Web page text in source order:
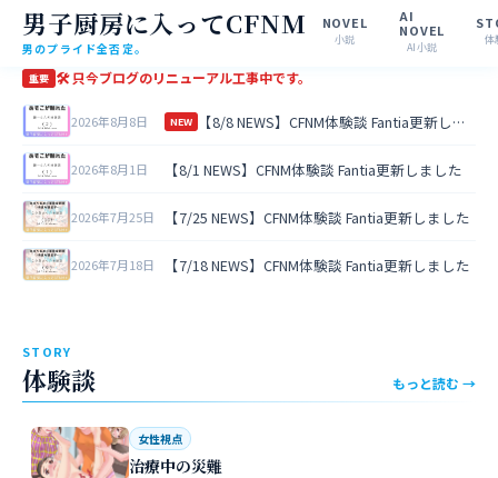
男子厨房に入ってCFNM
男のプライド全否定。
NOVEL
小説
AI
NOVEL
AI小説 体
重要 🛠 只今ブログのリニューアル工事中です。
2026年8月8日 NEW 【8/8 NEWS】CFNM体験談 Fantia更新しました
2026年8月1日 【8/1 NEWS】CFNM体験談 Fantia更新しました
2026年7月25日 【7/25 NEWS】CFNM体験談 Fantia更新しました
2026年7月18日 【7/18 NEWS】CFNM体験談 Fantia更新しました
STORY
体験談 もっと読む →
女性視点
治療中の災難